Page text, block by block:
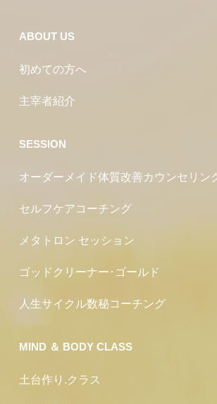
ABOUT US
初めての方へ
主宰者紹介
SESSION
オーダーメイド体質改善カウンセリン
セルフケアコーチング
メタトロン セッション
ゴッドクリーナー･ゴールド
人生サイクル数秘コーチング
MIND ＆ BODY CLASS
土台作り.クラス